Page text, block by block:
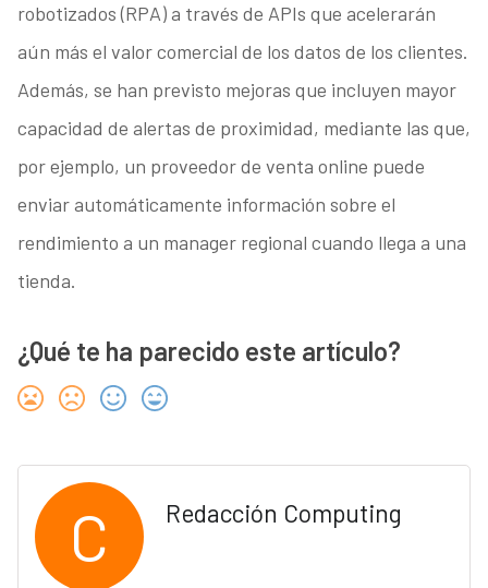
robotizados (RPA) a través de APIs que acelerarán
aún más el valor comercial de los datos de los clientes.
Además, se han previsto mejoras que incluyen mayor
capacidad de alertas de proximidad, mediante las que,
por ejemplo, un proveedor de venta online puede
enviar automáticamente información sobre el
rendimiento a un manager regional cuando llega a una
tienda.
¿Qué te ha parecido este artículo?
C Redacción Computing